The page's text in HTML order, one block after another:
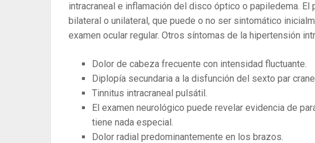
intracraneal e inflamación del disco óptico o papiledema.
bilateral o unilateral, que puede o no ser sintomático
examen ocular regular. Otros síntomas de la hipertensión
Dolor de cabeza frecuente con intensidad fluctuante.
Diplopía secundaria a la disfunción del sexto par
Tinnitus intracraneal pulsátil.
El examen neurológico puede revelar evidencia de
tiene nada especial.
Dolor radial predominantemente en los brazos.